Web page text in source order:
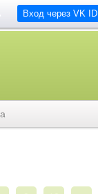
Вход через VK ID